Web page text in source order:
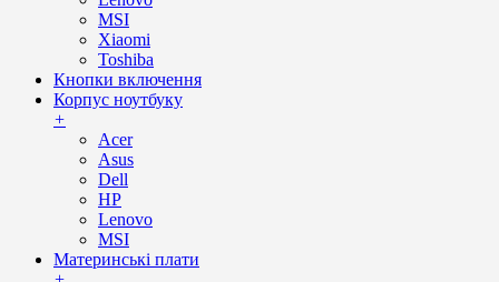
MSI
Xiaomi
Toshiba
Кнопки включення
Корпус ноутбуку
+
Acer
Asus
Dell
HP
Lenovo
MSI
Материнські плати